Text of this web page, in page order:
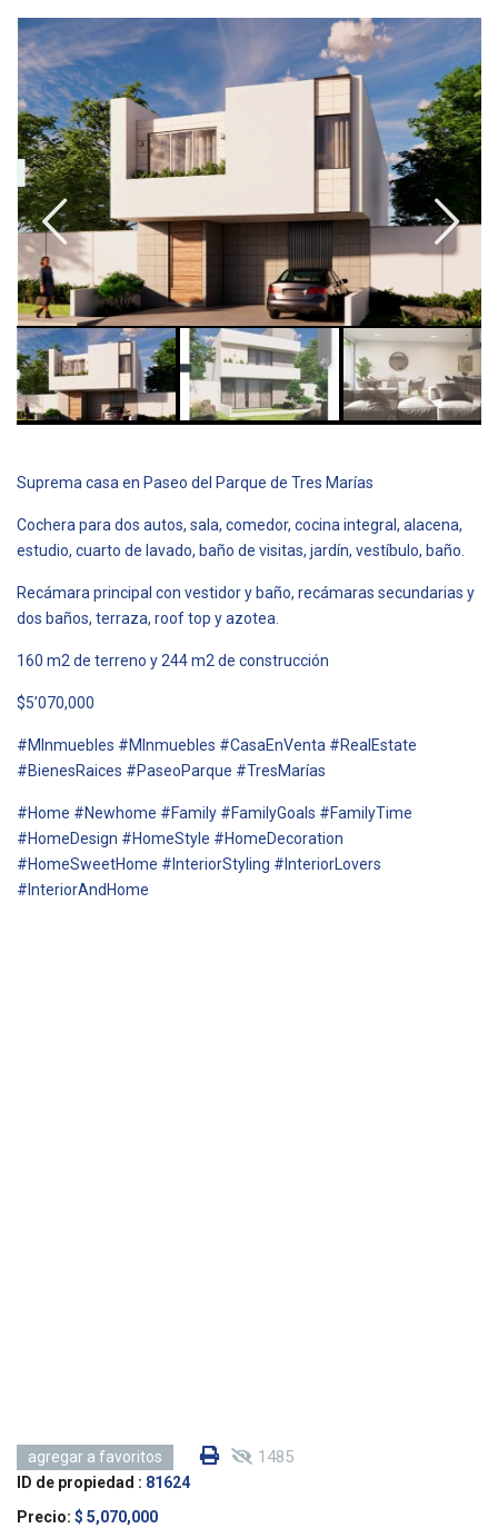
Suprema casa en Paseo del Parque de Tres Marías
Cochera para dos autos, sala, comedor, cocina integral, alacena,
estudio, cuarto de lavado, baño de visitas, jardín, vestíbulo, baño.
Recámara principal con vestidor y baño, recámaras secundarias y
dos baños, terraza, roof top y azotea.
160 m2 de terreno y 244 m2 de construcción
$5’070,000
#MInmuebles #MInmuebles #CasaEnVenta #RealEstate
#BienesRaices #PaseoParque #TresMarías
#Home #Newhome #Family #FamilyGoals #FamilyTime
#HomeDesign #HomeStyle #HomeDecoration
#HomeSweetHome #InteriorStyling #InteriorLovers
#InteriorAndHome
agregar a favoritos 1485
ID de propiedad : 81624
Precio: $ 5,070,000